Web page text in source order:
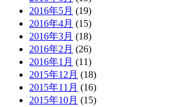
2016年5月 (19)
2016年4月 (15)
2016年3月 (18)
2016年2月 (26)
2016年1月 (11)
2015年12月 (18)
2015年11月 (16)
2015年10月 (15)